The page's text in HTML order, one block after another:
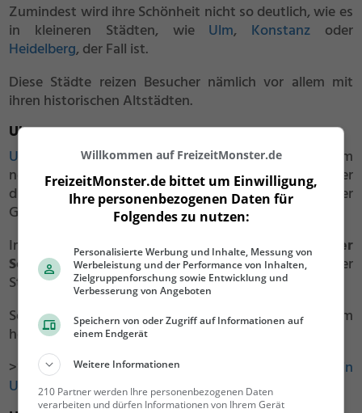
Zumindest wird ihre Schönheit nicht so deutlich, wie es
in kleineren Städten, wie Ulm, Konstanz oder
Heidelberg, der Fall ist.
Diese Städte reizen Besucher nämlich vor allem mit
ihren historischen Altstädten.
Ulm
Ulm
– mit seiner beeindruckendenFestung und dem
noch heute erhaltenenFestungsweg– führt Besucher
durch idyllisches Grün und entlang historischer
Gebäude.
Im Sommer kannst du während der „ Ulmer
Schwörwoche“ in die mittelalterliche Geschichte der
Stadt eintauchen.
Sehenswert ist vor allem dasUlmer Münstermit dem
höchsten Kirchturm der Welt und das
>>
Hier findest du die schönsten Sehenswürdigkeiten in
Ulm
Willkommen auf FreizeitMonster.de
FreizeitMonster.de bittet um Einwilligung,
Ihre personenbezogenen Daten für
Folgendes zu nutzen:
Personalisierte Werbung und Inhalte, Messung von
Werbeleistung und der Performance von Inhalten,
Zielgruppenforschung sowie Entwicklung und
Verbesserung von Angeboten
Speichern von oder Zugriff auf Informationen auf
einem Endgerät
Weitere Informationen
210 Partner werden Ihre personenbezogenen Daten
verarbeiten und dürfen Informationen von Ihrem Gerät